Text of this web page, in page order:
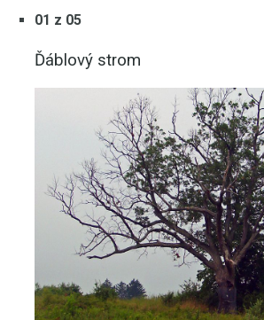
01 z 05
Ďáblový strom